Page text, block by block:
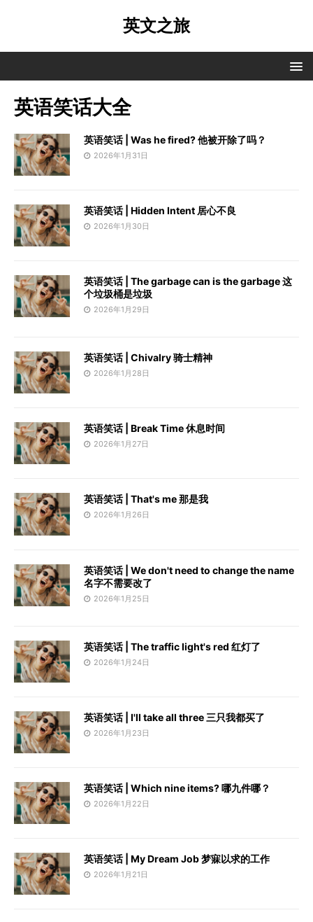
英文之旅
英语笑话大全
英语笑话 | Was he fired? 他被开除了吗？
2026年1月31日
英语笑话 | Hidden Intent 居心不良
2026年1月30日
英语笑话 | The garbage can is the garbage 这
个垃圾桶是垃圾
2026年1月29日
英语笑话 | Chivalry 骑士精神
2026年1月28日
英语笑话 | Break Time 休息时间
2026年1月27日
英语笑话 | That's me 那是我
2026年1月26日
英语笑话 | We don't need to change the name
名字不需要改了
2026年1月25日
英语笑话 | The traffic light's red 红灯了
2026年1月24日
英语笑话 | I'll take all three 三只我都买了
2026年1月23日
英语笑话 | Which nine items? 哪九件哪？
2026年1月22日
英语笑话 | My Dream Job 梦寐以求的工作
2026年1月21日